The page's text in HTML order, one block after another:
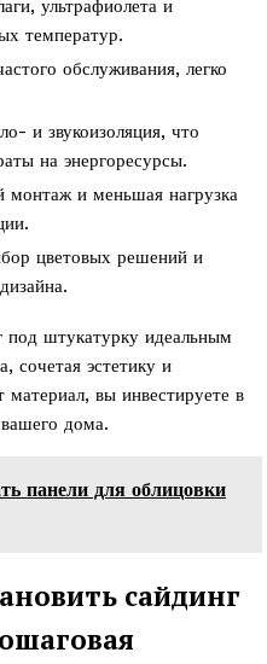
ультрафиолета и
температур.
обслуживания, легко
и звукоизоляция, что
на энергоресурсы.
и меньшая нагрузка
цветовых решений и
под штукатурку идеальным
сочетая эстетику и
вы инвестируете в
вашего дома.
панели для облицовки
сайдинг